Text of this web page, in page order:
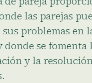
las parejas
problemas en
donde se fomenta
y la